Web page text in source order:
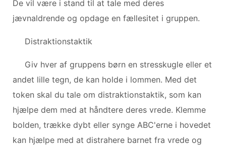
De vil være i stand til at tale med deres
jævnaldrende og opdage en fællesitet i gruppen.
Distraktionstaktik
Giv hver af gruppens børn en stresskugle eller et
andet lille tegn, de kan holde i lommen. Med det
token skal du tale om distraktionstaktik, som kan
hjælpe dem med at håndtere deres vrede. Klemme
bolden, trække dybt eller synge ABC'erne i hovedet
kan hjælpe med at distrahere barnet fra vrede og